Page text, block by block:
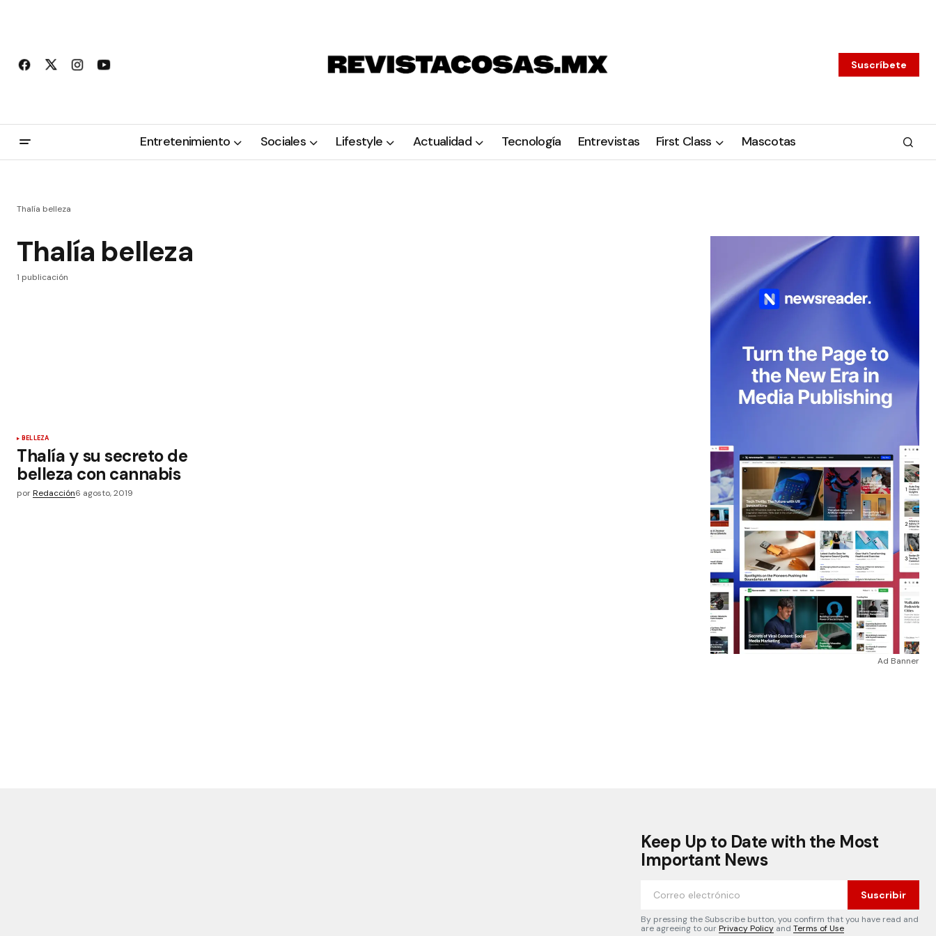
Suscríbete
Entretenimiento Sociales Lifestyle Actualidad Tecnología Entrevistas First Class Mascotas
Thalía belleza
Thalía belleza
1 publicación
BELLEZA
Thalía y su secreto de
belleza con cannabis
porRedacción6 agosto, 2019
Ad Banner
Keep Up to Date with the Most
Important News
Suscribir
By pressing the Subscribe button, you confirm that you have read and
are agreeing to ourPrivacy Policy and Terms of Use